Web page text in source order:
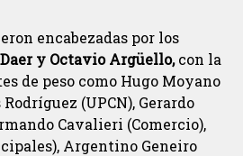
encabezadas por los
y Octavio Argüello,con la
de peso como Hugo Moyano
(UPCN), Gerardo
Cavalieri (Comercio),
Argentino Geneiro